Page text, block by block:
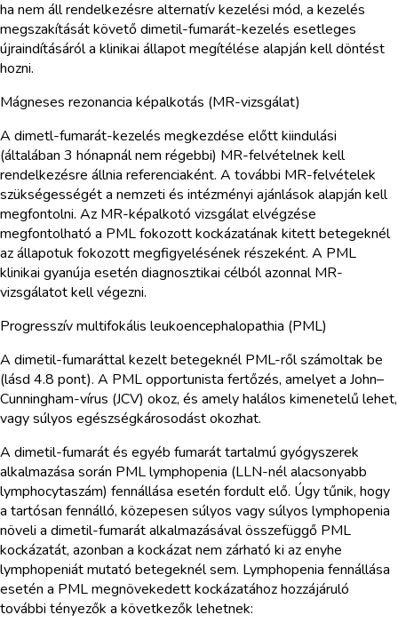
ha nem áll rendelkezésre alternatív kezelési mód, a kezelés
megszakítását követő dimetil-fumarát-kezelés esetleges
újraindításáról a klinikai állapot megítélése alapján kell döntést
hozni.
Mágneses rezonancia képalkotás (MR-vizsgálat)
A dimetl-fumarát-kezelés megkezdése előtt kiindulási
(általában 3 hónapnál nem régebbi) MR-felvételnek kell
rendelkezésre állnia referenciaként. A további MR-felvételek
szükségességét a nemzeti és intézményi ajánlások alapján kell
megfontolni. Az MR-képalkotó vizsgálat elvégzése
megfontolható a PML fokozott kockázatának kitett betegeknél
az állapotuk fokozott megfigyelésének részeként. A PML
klinikai gyanúja esetén diagnosztikai célból azonnal MR-
vizsgálatot kell végezni.
Progresszív multifokális leukoencephalopathia (PML)
A dimetil-fumaráttal kezelt betegeknél PML-ről számoltak be
(lásd 4.8 pont). A PML opportunista fertőzés, amelyet a John–
Cunningham-vírus (JCV) okoz, és amely halálos kimenetelű lehet,
vagy súlyos egészségkárosodást okozhat.
A dimetil-fumarát és egyéb fumarát tartalmú gyógyszerek
alkalmazása során PML lymphopenia (LLN-nél alacsonyabb
lymphocytaszám) fennállása esetén fordult elő. Úgy tűnik, hogy
a tartósan fennálló, közepesen súlyos vagy súlyos lymphopenia
növeli a dimetil-fumarát alkalmazásával összefüggő PML
kockázatát, azonban a kockázat nem zárható ki az enyhe
lymphopeniát mutató betegeknél sem. Lymphopenia fennállása
esetén a PML megnövekedett kockázatához hozzájáruló
további tényezők a következők lehetnek: